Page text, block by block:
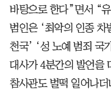
바탕으로 한다”면서 “
범인은 ‘최악의 인종 차
천국’ ‘성 노예 범죄 국
대사가 4분간의 발언을
참사관도 벌떡 일어나